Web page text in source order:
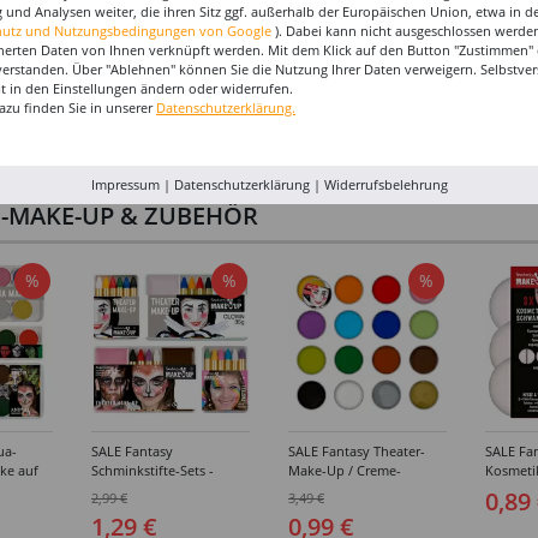
MAKE-UP & ZUBEHÖR
%
auf
%
SALE Fantasy
Schminkstifte-Sets -
Ausführungen
2,99 €
1,29 €
%
SALE Fantasy Theater-
Make-Up / Creme-
25g - Verschiedene
Karnevalsfarben
3,49 €
0,99 €
SALE
0,89
und Analysen weiter, die ihren Sitz ggf. außerhalb der Europäischen Union, etwa in
und Nutzungsbedingungen von Google ). Dabei kann nicht ausgeschlossen
Daten von Ihnen verknüpft werden. Mit dem Klick auf den Button "Zustimmen"
Über "Ablehnen" können Sie die Nutzung Ihrer Daten verweigern.
in den Einstellungen ändern oder widerrufen.
finden Sie in unserer Datenschutzerklärung.
Impressum| Datenschutzerklärung| Widerrufsbelehrung